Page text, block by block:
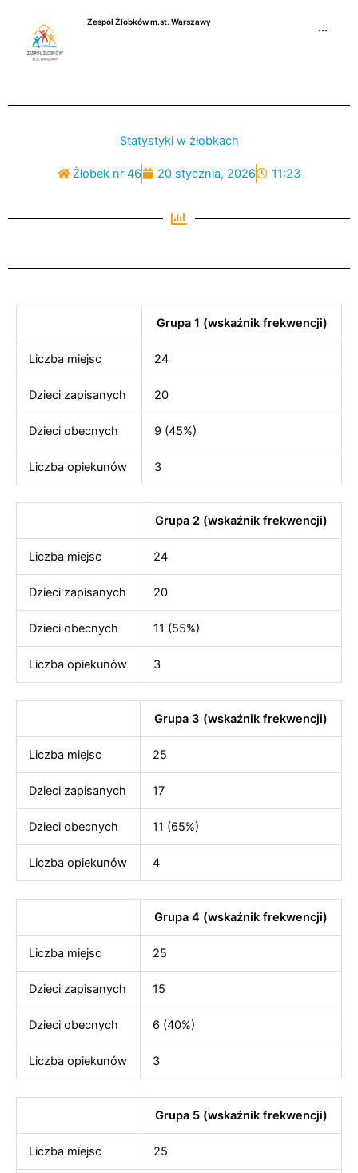
Zespół Żłobków m.st. Warszawy
···
Statystyki w żłobkach
Żłobek nr 46 20 stycznia, 2026 11:23
Grupa 1 (wskaźnik frekwencji)
Liczba miejsc 24
Dzieci zapisanych 20
Dzieci obecnych 9 (45%)
Liczba opiekunów 3
Grupa 2 (wskaźnik frekwencji)
Liczba miejsc 24
Dzieci zapisanych 20
Dzieci obecnych 11 (55%)
Liczba opiekunów 3
Grupa 3 (wskaźnik frekwencji)
Liczba miejsc 25
Dzieci zapisanych 17
Dzieci obecnych 11 (65%)
Liczba opiekunów 4
Grupa 4 (wskaźnik frekwencji)
Liczba miejsc 25
Dzieci zapisanych 15
Dzieci obecnych 6 (40%)
Liczba opiekunów 3
Grupa 5 (wskaźnik frekwencji)
Liczba miejsc 25